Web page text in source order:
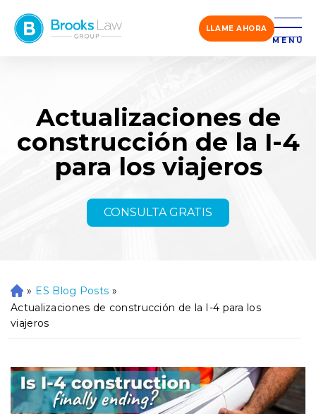
LLAME AHORA
MENÚ
Actualizaciones de
construcción de la I-4
para los viajeros
CONSULTA GRATIS
Ini
ci
o
» ES Blog Posts »
Actualizaciones de construcción de la I-4 para los
viajeros